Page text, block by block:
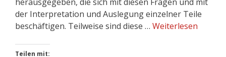
der Interpretation und Auslegung einzelner Teile
beschäftigen. Teilweise sind diese … Weiterlesen
Teilen mit: